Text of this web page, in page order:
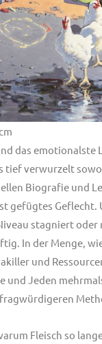
das
verwurzelt
Biografie und
gefügtes
stagniert
In der Menge,
und
und Jeden
Fleisch so